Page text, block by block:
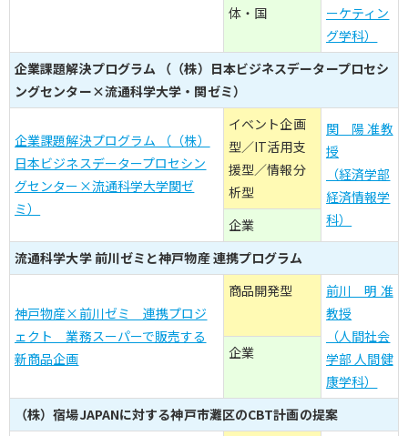
ーケティン
グ学科）
体・国
企業課題解決プログラム （（株）日本ビジネスデータープロセシ
ングセンター×流通科学大学・関ゼミ）
企業課題解決プログラム （（株）
日本ビジネスデータープロセシン
グセンター×流通科学大学関ゼ
ミ）
イベント企画
型／IT活用支
援型／情報分
析型
関 陽 准教
授
（経済学部
経済情報学
科）
企業
流通科学大学 前川ゼミと神戸物産 連携プログラム
神戸物産×前川ゼミ 連携プロジ
ェクト 業務スーパーで販売する
新商品企画
商品開発型
前川 明 准
教授
（人間社会
学部 人間健
康学科）
企業
（株）宿場JAPANに対する神戸市灘区のCBT計画の提案